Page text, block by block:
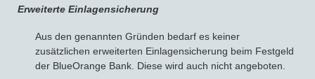
Erweiterte Einlagensicherung
Aus den genannten Gründen bedarf es keiner
zusätzlichen erweiterten Einlagensicherung beim Festgeld
der BlueOrange Bank. Diese wird auch nicht angeboten.